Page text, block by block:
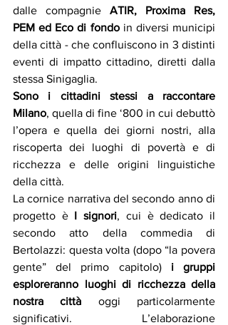
dalle compagnie ATIR, Proxima Res,
PEM ed Eco di fondo in diversi municipi
della città - che confluiscono in 3 distinti
eventi di impatto cittadino, diretti dalla
stessa Sinigaglia.
Sono i cittadini stessi a raccontare
Milano, quella di fine ‘800 in cui debuttò
l’opera e quella dei giorni nostri, alla
riscoperta dei luoghi di povertà e di
ricchezza e delle origini linguistiche
della città.
La cornice narrativa del secondo anno di
progetto è I signori, cui è dedicato il
secondo atto della commedia di
Bertolazzi: questa volta (dopo “la povera
gente” del primo capitolo) i gruppi
esploreranno luoghi di ricchezza della
nostra città oggi particolarmente
significativi. L’elaborazione